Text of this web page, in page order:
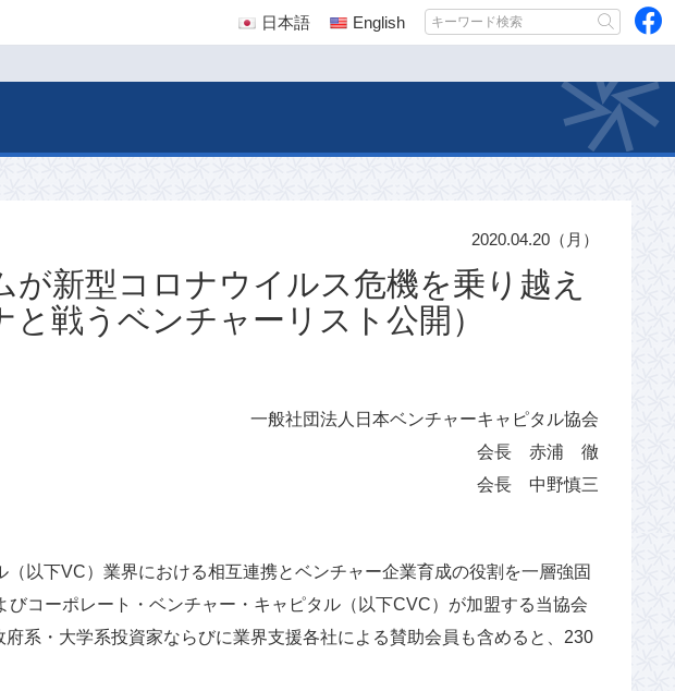
日本語 English
新型コロナウイルス危機を乗り越え
戦うベンチャーリスト公開）
2020.04.20（月）
一般社団法人日本ベンチャーキャピタル協会
会長 赤浦 徹
会長 中野慎三
以下VC）業界における相互連携とベンチャー企業育成の役割を一層強固
コーポレート・ベンチャー・キャピタル（以下CVC）が加盟する当協会
系・大学系投資家ならびに業界支援各社による賛助会員も含めると、230